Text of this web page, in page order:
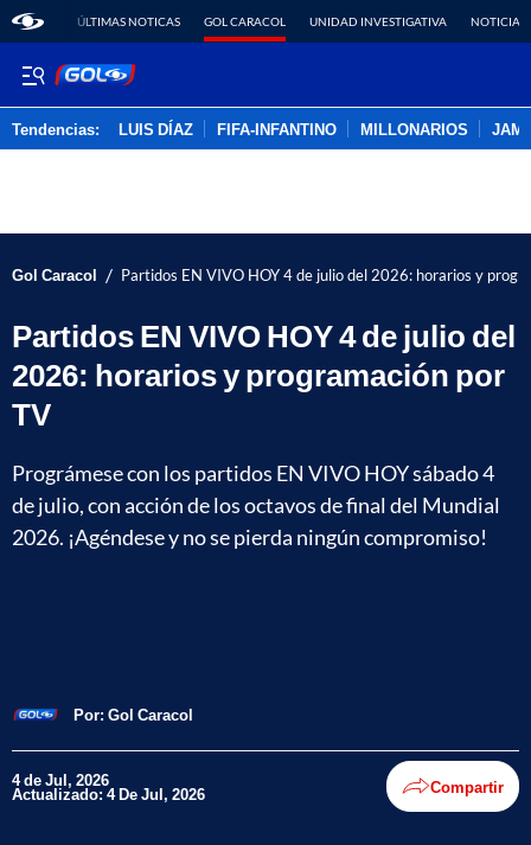
ÚLTIMAS NOTICAS GOL CARACOL UNIDAD INVESTIGATIVA NOTICIAS
Tendencias: LUIS DÍAZ FIFA-INFANTINO MILLONARIOS
Gol Caracol / Partidos EN VIVO HOY 4 de julio del 2026: horarios y
Partidos EN VIVO HOY 4 de julio del
2026: horarios y programación por
TV
Prográmese con los partidos EN VIVO HOY sábado 4
de julio, con acción de los octavos de final del Mundial
2026. ¡Agéndese y no se pierda ningún compromiso!
Por: Gol Caracol
4 de Jul, 2026
Actualizado: 4 De Jul, 2026 Compartir